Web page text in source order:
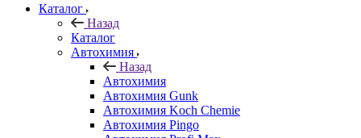
Каталог
Назад
Каталог
Автохимия
Назад
Автохимия
Автохимия Gunk
Автохимия Koch Chemie
Автохимия Pingo